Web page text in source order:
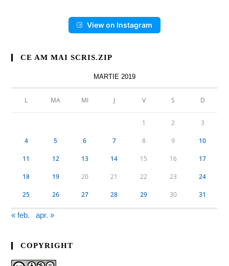
View on Instagram
CE AM MAI SCRIS.ZIP
MARTIE 2019
L MA MI J V S D
1 2 3
4 5 6 7 8 9 10
11 12 13 14 15 16 17
18 19 20 21 22 23 24
25 26 27 28 29 30 31
« feb. apr. »
COPYRIGHT